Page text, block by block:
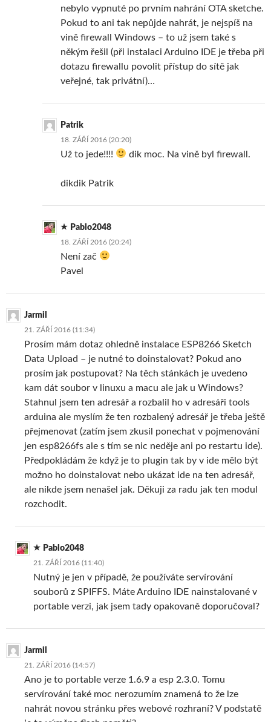
nebylo vypnuté po prvním nahrání OTA sketche.
Pokud to ani tak nepůjde nahrát, je nejspíš na
vině firewall Windows – to už jsem také s
někým řešil (při instalaci Arduino IDE je třeba při
dotazu firewallu povolit přístup do sítě jak
veřejné, tak privátní)…
Patrik
18. ZÁŘÍ 2016 (20:20)
Už to jede!!!! dik moc. Na vině byl firewall.
dikdik Patrik
Pablo2048
18. ZÁŘÍ 2016 (20:24)
Není zač
Pavel
Jarmil
21. ZÁŘÍ 2016 (11:34)
Prosím mám dotaz ohledně instalace ESP8266 Sketch
Data Upload – je nutné to doinstalovat? Pokud ano
prosím jak postupovat? Na těch stánkách je uvedeno
kam dát soubor v linuxu a macu ale jak u Windows?
Stahnul jsem ten adresář a rozbalil ho v adresáři tools
arduina ale myslím že ten rozbalený adresář je třeba ještě
přejmenovat (zatím jsem zkusil ponechat v pojmenování
jen esp8266fs ale s tím se nic neděje ani po restartu ide).
Předpokládám že když je to plugin tak by v ide mělo být
možno ho doinstalovat nebo ukázat ide na ten adresář,
ale nikde jsem nenašel jak. Děkuji za radu jak ten modul
rozchodit.
Pablo2048
21. ZÁŘÍ 2016 (11:40)
Nutný je jen v případě, že používáte servírování
souborů z SPIFFS. Máte Arduino IDE nainstalované v
portable verzi, jak jsem tady opakovaně doporučoval?
Jarmil
21. ZÁŘÍ 2016 (14:57)
Ano je to portable verze 1.6.9 a esp 2.3.0. Tomu
servírování také moc nerozumím znamená to že lze
nahrát novou stránku přes webové rozhraní? V podstatě